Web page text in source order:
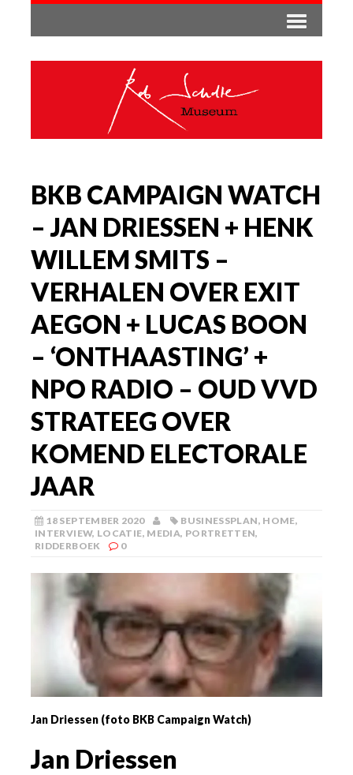
BKB CAMPAIGN WATCH
– JAN DRIESSEN + HENK
WILLEM SMITS –
VERHALEN OVER EXIT
AEGON + LUCAS BOON
– ‘ONTHAASTING’ +
NPO RADIO – OUD VVD
STRATEEG OVER
KOMEND ELECTORALE
JAAR
18 SEPTEMBER 2020 BUSINESSPLAN, HOME,
INTERVIEW, LOCATIE, MEDIA, PORTRETTEN,
RIDDERBOEK
0
Jan Driessen (foto BKB Campaign Watch)
Jan Driessen